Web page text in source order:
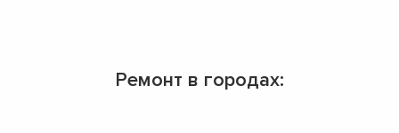
Ремонт в городах: